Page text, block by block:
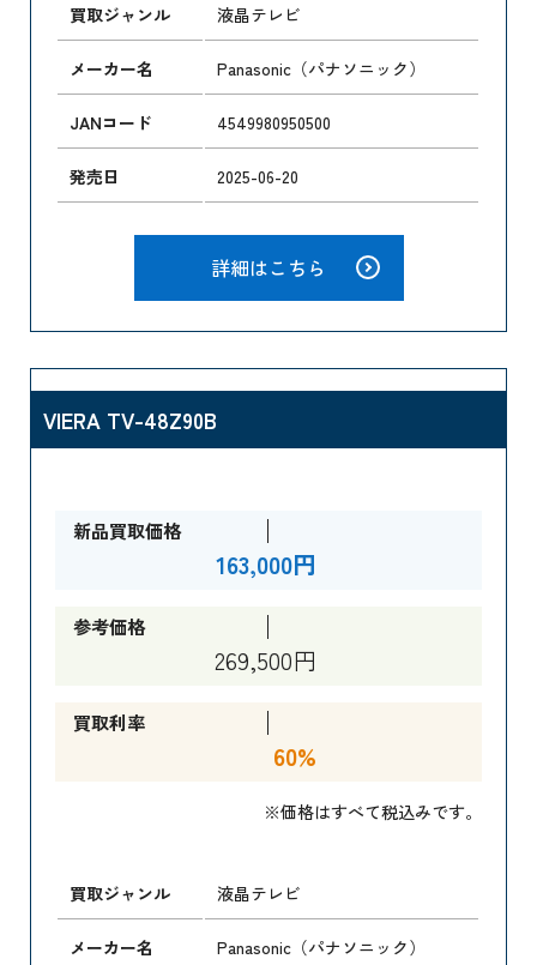
買取ジャンル 液晶テレビ
メーカー名 Panasonic（パナソニック）
JANコード 4549980950500
発売日 2025-06-20
詳細はこちら
VIERA TV-48Z90B
新品買取価格
163,000円
参考価格
269,500円
買取利率
60%
※価格はすべて税込みです。
買取ジャンル 液晶テレビ
メーカー名 Panasonic（パナソニック）